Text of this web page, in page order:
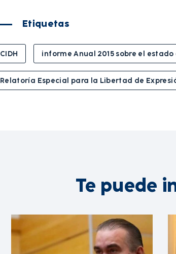
Etiquetas
CIDH informe Anual 2015 sobre el
Relatoría Especial para la Libertad de
Te puede